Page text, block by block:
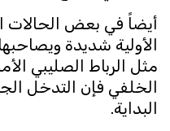
أيضاً في بعض الحالات
الأولية شديدة
مثل الرباط الصليبي
الخلفي فإن التدخل
البداية.